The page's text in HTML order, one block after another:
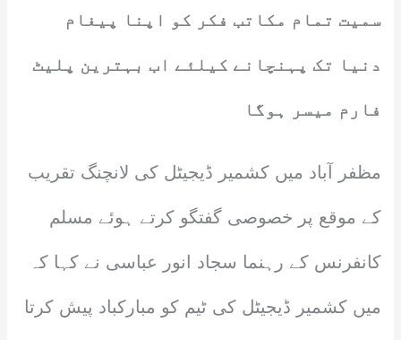
سمیت تمام مکاتب فکر کو اپنا پیغام
دنیا تک پہنچانے کیلئے اب بہترین پلیٹ
فارم میسر ہوگا
مظفر آباد میں کشمیر ڈیجیٹل کی لانچنگ تقریب
کے موقع پر خصوصی گفتگو کرتے ہوئے مسلم
کانفرنس کے رہنما سجاد انور عباسی نے کہا کہ
میں کشمیر ڈیجیٹل کی ٹیم کو مبارکباد پیش کرتا